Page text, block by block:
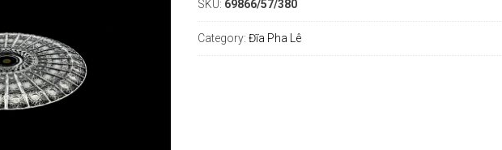
SKU: 69866/57/380
Category: Đĩa Pha Lê